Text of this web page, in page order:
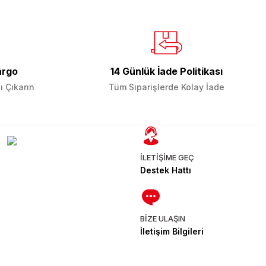
Çıkarın
14 Günlük İade Politikası
Tüm Siparişlerde Kolay İade
İLETİŞİME GEÇ
Destek Hattı
BİZE ULAŞIN
İletişim Bilgileri